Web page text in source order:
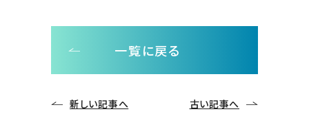
一覧に戻る
新しい記事へ 古い記事へ